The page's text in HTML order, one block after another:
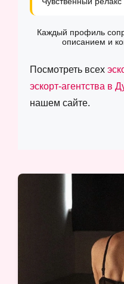
Каждый профиль
описанием и
Посмотреть всех
эскорт-агентства в
нашем сайте.